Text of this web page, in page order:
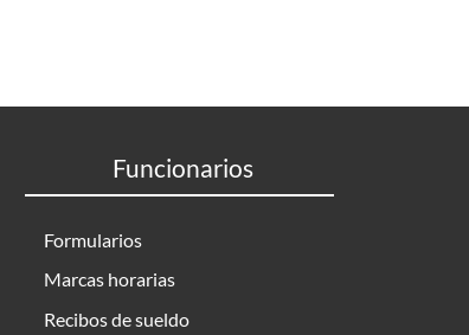
Funcionarios
Formularios
Marcas horarias
Recibos de sueldo